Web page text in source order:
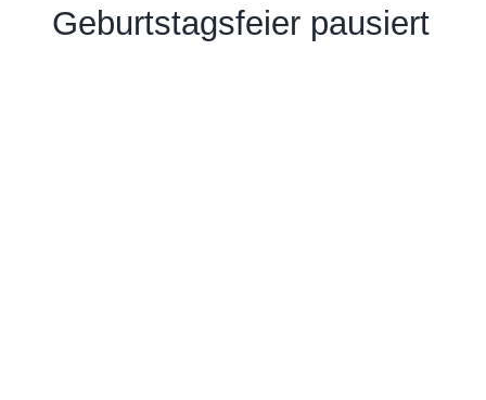
Geburtstagsfeier pausiert